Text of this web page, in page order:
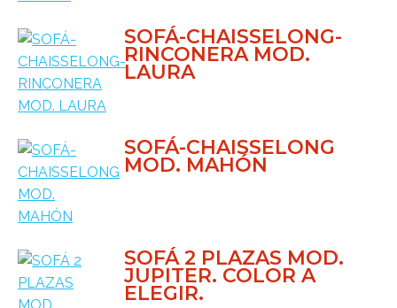
SOFÁ-CHAISSELONG-
RINCONERA MOD.
LAURA
SOFÁ-CHAISSELONG
MOD. MAHÓN
SOFÁ 2 PLAZAS MOD.
JUPITER. COLOR A
ELEGIR.